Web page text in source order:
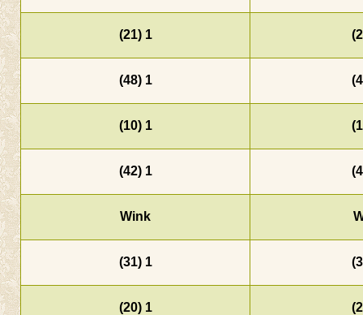
1 (21)
1 (48)
1 (10)
1 (42)
Wink
1 (31)
1 (20)